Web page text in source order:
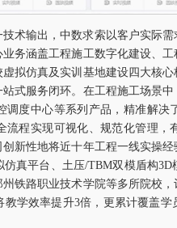
术输出，中数求索以客户实际
务涵盖工程施工数字化建设、
拟仿真及实训基地建设四大核
式服务闭环。在工程施工场景
调度中心等系列产品，精准解决
流程实现可视化、规范化管理，
新性地将近十年工程一线实操
真平台、土压/TBM双模盾构
铁路职业技术学院等多所院校
学效率提升3倍，更累计覆盖学